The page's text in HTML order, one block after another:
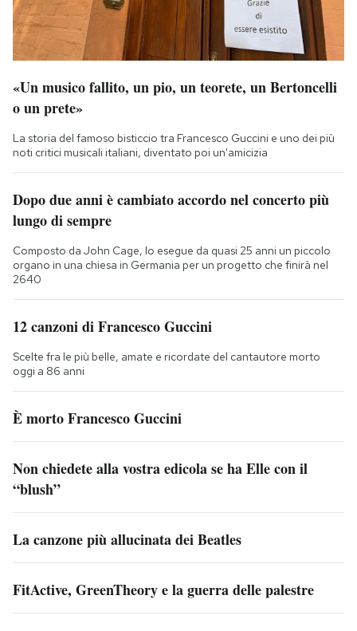
«Un musico fallito, un pio, un teorete, un Bertoncelli
o un prete»
La storia del famoso bisticcio tra Francesco Guccini e uno dei più
noti critici musicali italiani, diventato poi un'amicizia
Dopo due anni è cambiato accordo nel concerto più
lungo di sempre
Composto da John Cage, lo esegue da quasi 25 anni un piccolo
organo in una chiesa in Germania per un progetto che finirà nel
2640
12 canzoni di Francesco Guccini
Scelte fra le più belle, amate e ricordate del cantautore morto
oggi a 86 anni
È morto Francesco Guccini
Non chiedete alla vostra edicola se ha Elle con il
“blush”
La canzone più allucinata dei Beatles
FitActive, GreenTheory e la guerra delle palestre